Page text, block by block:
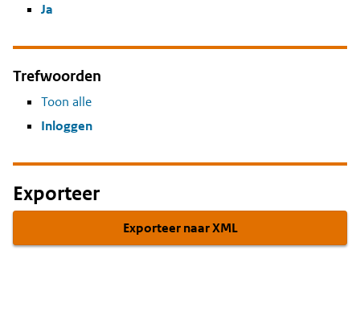
Ja
Trefwoorden
Toon alle
Inloggen
Exporteer
Exporteer naar XML